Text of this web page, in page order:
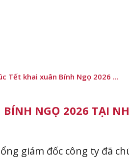
Tết khai xuân Bính Ngọ 2026 ...
BÍNH NGỌ 2026 TẠI
giám đốc công ty đã